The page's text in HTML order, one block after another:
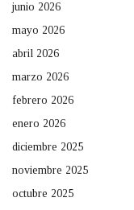
junio 2026
mayo 2026
abril 2026
marzo 2026
febrero 2026
enero 2026
diciembre 2025
noviembre 2025
octubre 2025